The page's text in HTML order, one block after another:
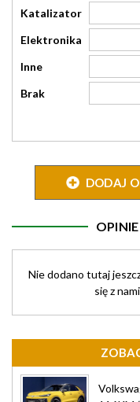
Katalizator
Elektronika
Inne
Brak
DODAJ
Nie dodano tutaj
się z